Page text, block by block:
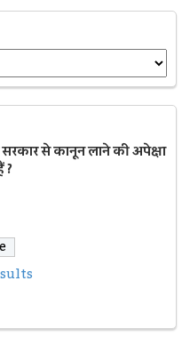
से कानून लाने की अपेक्षा
?